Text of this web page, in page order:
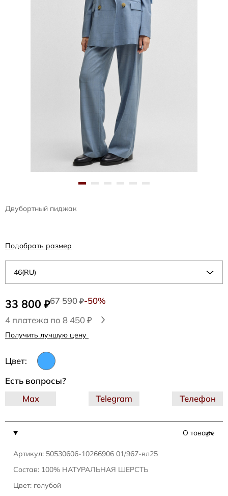
Двубортный пиджак
33 800 ₽67 590₽-50%
4 платежа по 8 450 ₽
Получить лучшую цену
Цвет:
46(RU)
Подобрать размер
О товаре
Артикул: 50530606-10266906 01/967-вл25
Состав: 100% НАТУРАЛЬНАЯ ШЕРСТЬ
Цвет: голубой
Есть вопросы?
Telegram
Max Телефон